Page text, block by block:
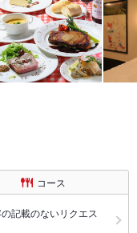
コース
記載のないリクエス